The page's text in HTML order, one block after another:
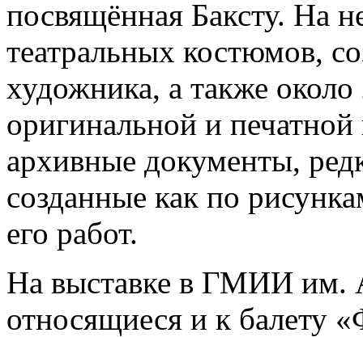
посвящённая Баксту. На
театральных костюмов,
художника, а также
оригинальной и
архивные документы,
созданные как по
его работ.
На выставке в ГМИИ им.
относящиеся и к балету